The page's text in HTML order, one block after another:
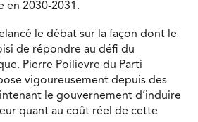
en 2030-2031.
le débat sur la façon dont le
de répondre au défi du
Pierre Poilievre du Parti
vigoureusement depuis des
le gouvernement d’induire
quant au coût réel de cette